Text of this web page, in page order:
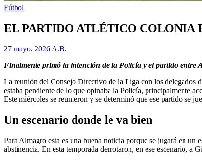
Fútbol
EL PARTIDO ATLÉTICO COLONIA
27 mayo, 2026 A.B.
Finalmente primó la intención de la Policía y el partido entre
La reunión del Consejo Directivo de la Liga con los delegados
estaba pendiente de lo que opinaba la Policía, principalmente
Este miércoles se reunieron y se determinó que ese partido se
Un escenario donde le va bien
Para Almagro esta es una buena noticia porque se jugará en
abstinencia. En esta temporada derrotaron, en ese escenario, a